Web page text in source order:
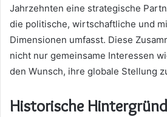
Jahrzehnten eine strategische
die politische, wirtschaftliche und
Dimensionen umfasst. Diese
nicht nur gemeinsame Interessen
den Wunsch, ihre globale Stellung
Historische